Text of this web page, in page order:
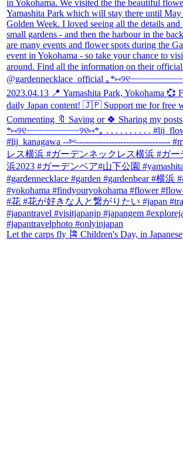
Let the carps fly 🎏 Children's Day, in Japanese